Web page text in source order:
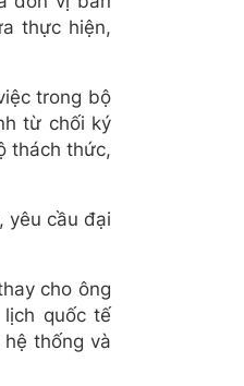
thực hiện,
trong bộ
từ chối ký
thách thức,
yêu cầu đại
cho ông
quốc tế
hệ thống và